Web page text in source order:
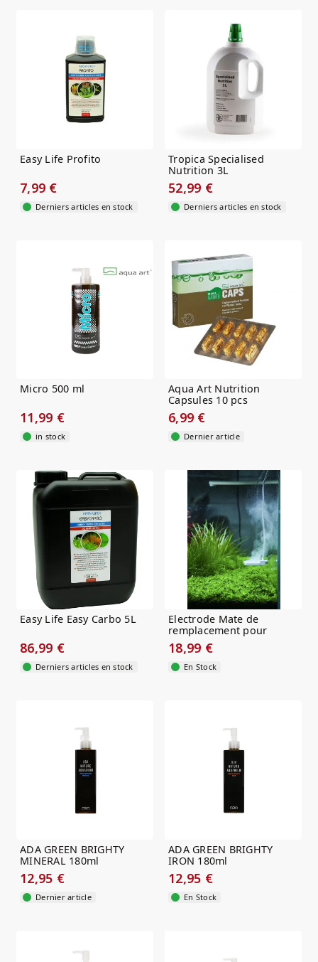
Easy Life Profito
7,99 €
Derniers articles en stock
Tropica Specialised
Nutrition 3L
52,99 €
Derniers articles en stock
Micro 500 ml
11,99 €
in stock
Aqua Art Nutrition
Capsules 10 pcs
6,99 €
Dernier article
Easy Life Easy Carbo 5L
86,99 €
Derniers articles en stock
Electrode Mate de
remplacement pour
Chihiros doctor...
18,99 €
En Stock
ADA GREEN BRIGHTY
MINERAL 180ml
12,95 €
Dernier article
ADA GREEN BRIGHTY
IRON 180ml
12,95 €
En Stock